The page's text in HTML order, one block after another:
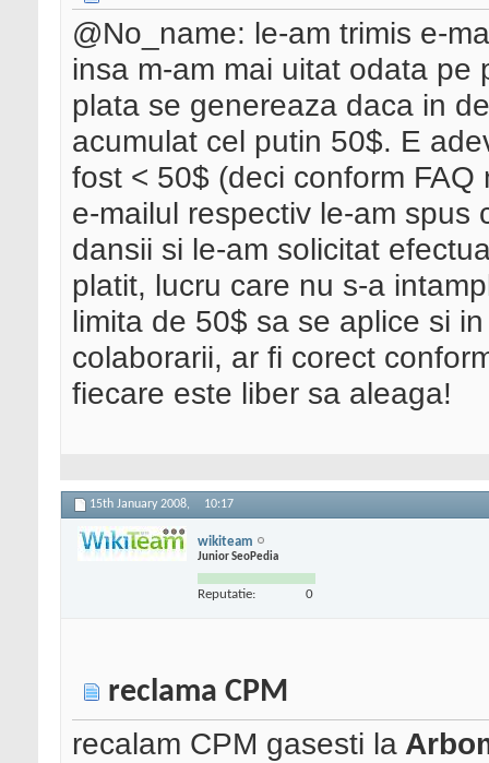
@No_name: le-am trimis e-
insa m-am mai uitat odata pe
plata se genereaza daca in
acumulat cel putin 50$. E
fost < 50$ (deci conform
e-mailul respectiv le-am spus
dansii si le-am solicitat
platit, lucru care nu s-a
limita de 50$ sa se aplice si
colaborarii, ar fi corect
fiecare este liber sa aleaga!
15th January 2008, 10:17
wikiteam
Junior SeoPedia
Reputatie: 0
reclama CPM
recalam CPM gasesti la